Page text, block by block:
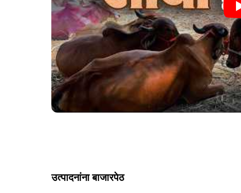
उत्पादनांना बाजारपेठ